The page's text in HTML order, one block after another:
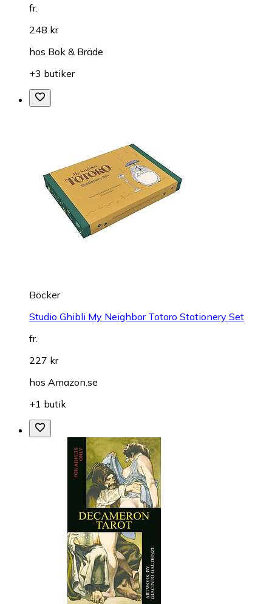
fr.
248 kr
hos Bok & Bräde
+3 butiker
Böcker
Studio Ghibli My Neighbor Totoro Stationery Set
fr.
227 kr
hos Amazon.se
+1 butik